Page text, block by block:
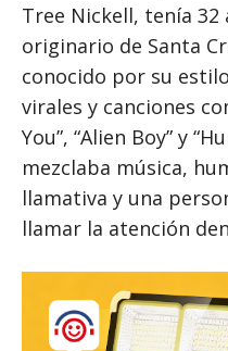
Tree Nickell, tenía 32
originario de Santa
conocido por su
virales y canciones
You”, “Alien Boy” y
mezclaba música,
llamativa y una
llamar la atención